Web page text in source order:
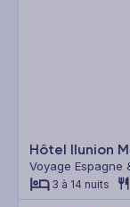
Hôtel Ilunion
Voyage Espagne
3 à 14 nuits